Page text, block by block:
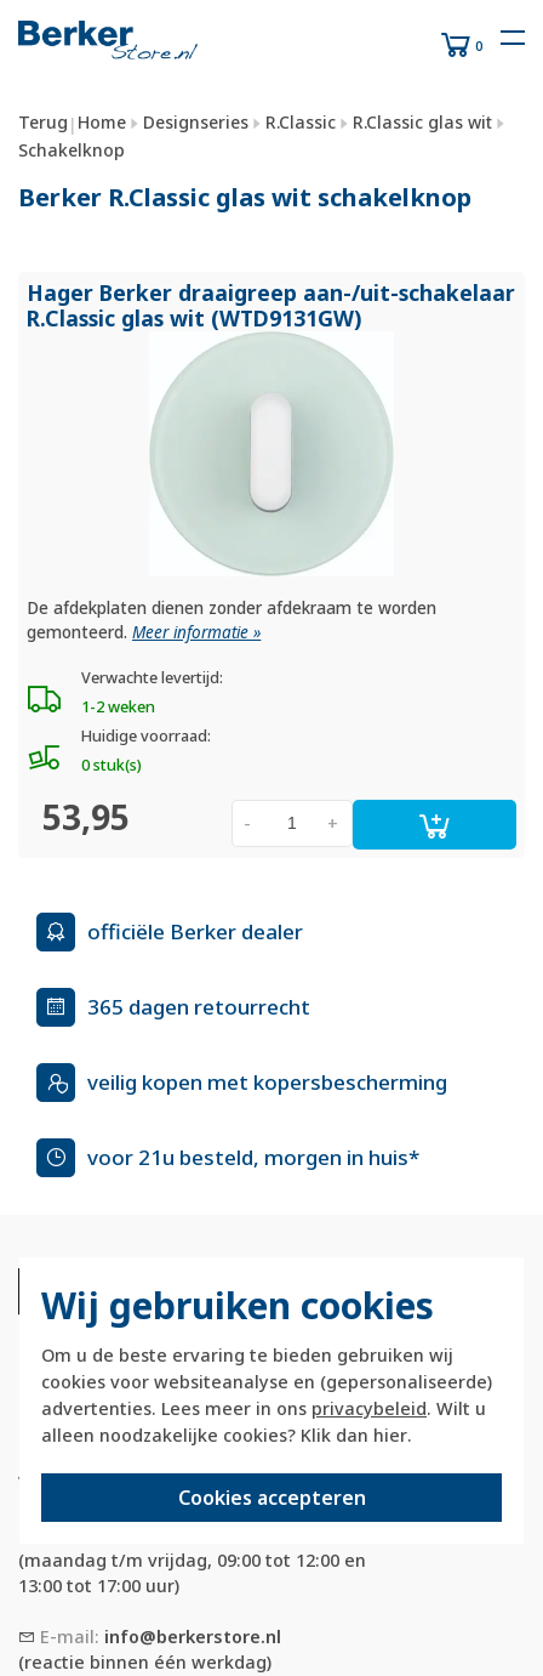
Wij gebruiken cookies
Om u de beste ervaring te bieden gebruiken wij
cookies voor websiteanalyse en (gepersonaliseerde)
advertenties. Lees meer in ons privacybeleid. Wilt u
alleen noodzakelijke cookies? Klik dan hier.
Cookies accepteren
0
Terug | Home Designseries R.Classic
R.Classic glas wit
Schakelknop
Berker R.Classic glas wit schakelknop
Hager Berker draaigreep aan-/uit-schakelaar
R.Classic glas wit (WTD9131GW)
De afdekplaten dienen zonder afdekraam te worden
gemonteerd.Meer informatie »
Verwachte levertijd:
1-2 weken
Huidige voorraad:
0 stuk(s)
53,95 +
-
officiële Berker dealer
365 dagen retourrecht
veilig kopen met kopersbescherming
voor 21u besteld, morgen in huis*
Berkerstore.nl is onderdeel van e-Stores
International B.V. en geen webwinkel of
Vertriebsgesellschaft GmbH & Co. KG.
(maandag t/m vrijdag, 09:00 tot 12:00 en
13:00 tot 17:00 uur)
E-mail: info@berkerstore.nl
(reactie binnen één werkdag)